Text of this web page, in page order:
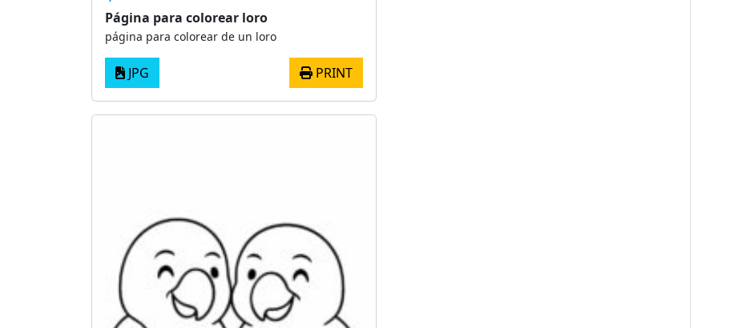
Página para colorear loro
página para colorear de un loro
JPG PRINT